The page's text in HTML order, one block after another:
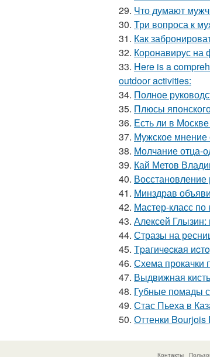
29. Что думают
30. Три вопроса к
31. Как
32. Коронавирус на
33. Here is a
outdoor activities:
34. Полное
35. Плюсы
36. Есть ли в
37. Мужское
38. Молчание отца-
39. Кай Метов
40.
41. Минздрав
42. Мастер-класс
43. Алексей
44. Стразы на
45. Тpaгичecкaя
46. Схема прокачки
47. Выдвижная
48. Губные помады
49. Стас Пьеха в
50. Оттенки
Контакты